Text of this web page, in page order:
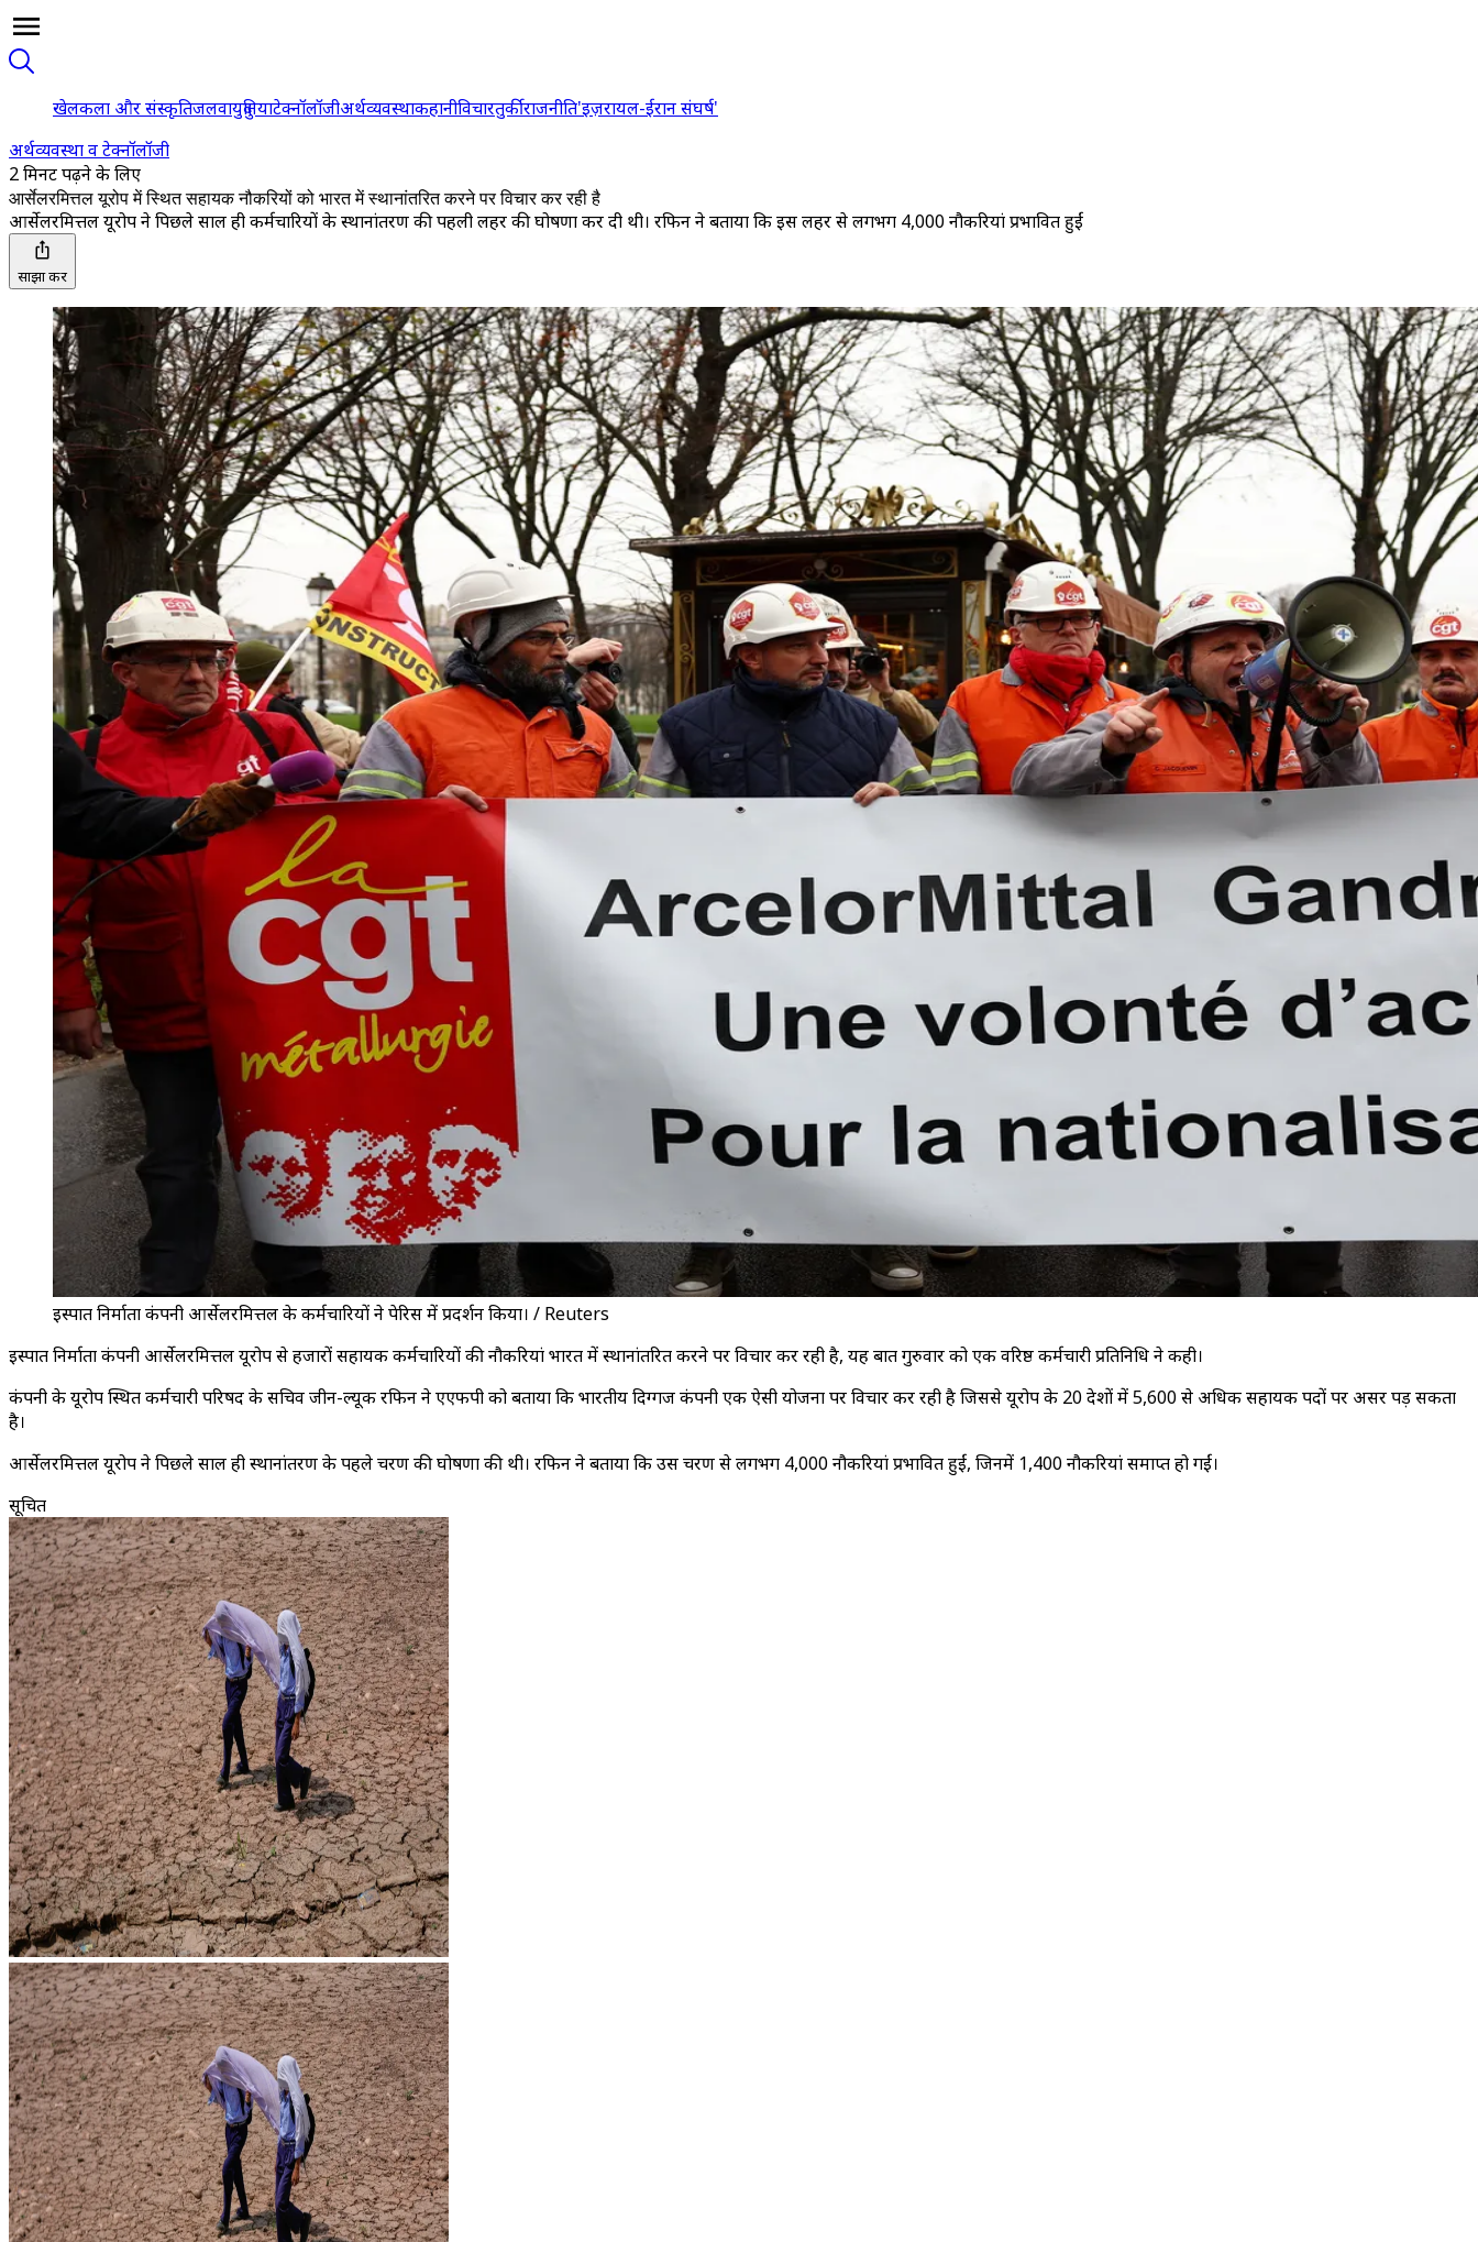
खेलकला और संस्कृतिजलवायुदुनियाटेक्नॉलॉजीअर्थव्यवस्थाकहानीविचारतुर्कीराजनीति'इज़रायल-ईरान संघर्ष'
अर्थव्यवस्था व टेक्नॉलॉजी
2 मिनट पढ़ने के लिए
आर्सेलरमित्तल यूरोप में स्थित सहायक नौकरियों को भारत में स्थानांतरित करने पर विचार कर रही है
आर्सेलरमित्तल यूरोप ने पिछले साल ही कर्मचारियों के स्थानांतरण की पहली लहर की घोषणा कर दी थी। रफिन ने बताया कि इस लहर से लगभग 4,000 नौकरियां प्रभावित हुईं
साझा करें
इस्पात निर्माता कंपनी आर्सेलरमित्तल के कर्मचारियों ने पेरिस में प्रदर्शन किया। / Reuters
इस्पात निर्माता कंपनी आर्सेलरमित्तल यूरोप से हजारों सहायक कर्मचारियों की नौकरियां भारत में स्थानांतरित करने पर विचार कर रही है, यह बात गुरुवार को एक वरिष्ठ कर्मचारी प्रतिनिधि ने कही।
कंपनी के यूरोप स्थित कर्मचारी परिषद के सचिव जीन-ल्यूक रफिन ने एएफपी को बताया कि भारतीय दिग्गज कंपनी एक ऐसी योजना पर विचार कर रही है जिससे यूरोप के 20 देशों में 5,600 से अधिक सहायक पदों पर असर पड़ सकता
है।
आर्सेलरमित्तल यूरोप ने पिछले साल ही स्थानांतरण के पहले चरण की घोषणा की थी। रफिन ने बताया कि उस चरण से लगभग 4,000 नौकरियां प्रभावित हुईं, जिनमें 1,400 नौकरियां समाप्त हो गईं।
सूचित